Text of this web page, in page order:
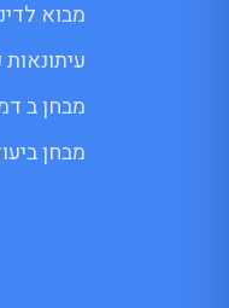
מבוא
מבחן ב
מבחן